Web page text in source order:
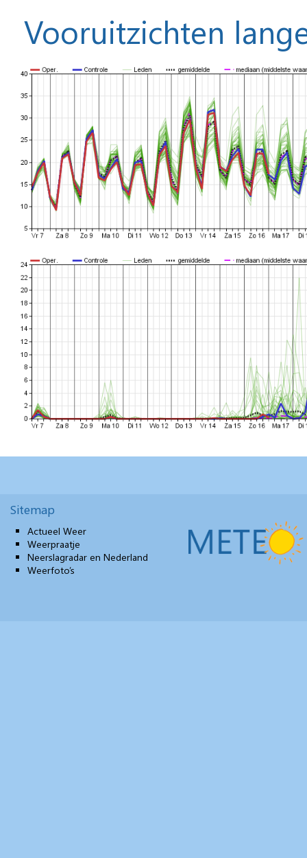
Vooruitzichten
Sitemap
Actueel Weer
Weerpraatje
Neerslagradar en Nederland
Weerfoto’s